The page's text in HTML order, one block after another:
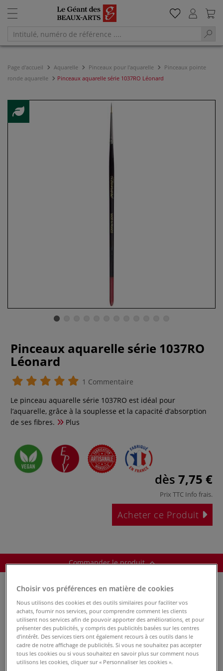
Page d'accueil Aquarelle Pinceaux pour l'aquarelle
Pinceaux pointe
ronde aquarelle
Pinceaux aquarelle série 1037RO Léonard
Pinceaux aquarelle série 1037RO
Léonard
1 Commentaire
Le pinceau aquarelle série 1037RO est idéal pour
l’aquarelle, grâce à la souplesse et la capacité d’absorption
de ses fibres.
Plus
dès 7,75 €
Prix TTC Info frais.
Acheter ce Produit
Commander le produit
Réf.52485
En stock
Choisir vos préférences en matière de cookies
Nous utilisons des cookies et des outils similaires pour faciliter vos
achats, fournir nos services, pour comprendre comment les clients
utilisent nos services afin de pouvoir apporter des améliorations, et pour
présenter des publicités, y compris des publicités basées sur les centres
d’intérêt. Des services tiers ont également recours à ces outils dans le
cadre de notre affichage de publicités. Si vous ne souhaitez pas accepter
tous les cookies ou si vous souhaitez en savoir plus sur comment nous
utilisons les cookies, cliquer sur « Personnaliser les cookies ».